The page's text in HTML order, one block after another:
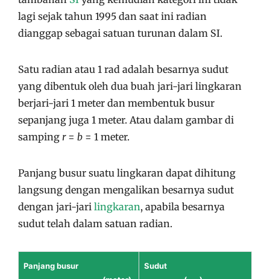
lagi sejak tahun 1995 dan saat ini radian
dianggap sebagai satuan turunan dalam SI.
Satu radian atau 1 rad adalah besarnya sudut
yang dibentuk oleh dua buah jari-jari lingkaran
berjari-jari 1 meter dan membentuk busur
sepanjang juga 1 meter. Atau dalam gambar di
samping r= b = 1 meter.
Panjang busur suatu lingkaran dapat dihitung
langsung dengan mengalikan besarnya sudut
dengan jari-jari lingkaran, apabila besarnya
sudut telah dalam satuan radian.
Panjang busur
Sudut